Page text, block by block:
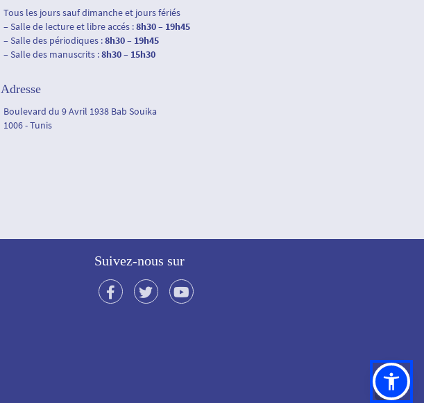
Tous les jours sauf dimanche et jours fériés
– Salle de lecture et libre accés :8h30 – 19h45
– Salle des périodiques :8h30 – 19h45
– Salle des manuscrits :8h30 – 15h30
Adresse
Boulevard du 9 Avril 1938 Bab Souika
1006 - Tunis
Suivez-nous sur